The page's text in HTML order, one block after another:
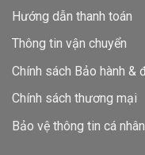
Hướng dẫn thanh toán
Thông tin vận chuyển
Chính sách Bảo hành &
Chính sách thương mại
Bảo vệ thông tin cá nhân